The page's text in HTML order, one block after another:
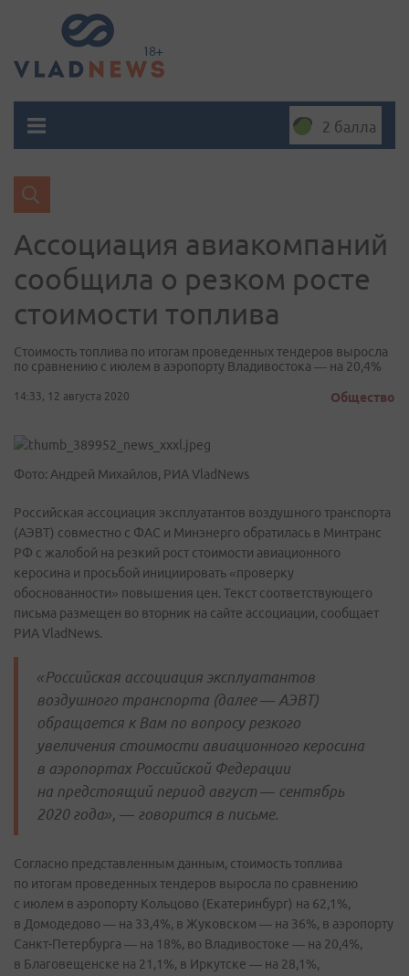
2 балла
Ассоциация авиакомпаний
сообщила о резком росте
стоимости топлива
Стоимость топлива по итогам проведенных тендеров выросла
по сравнению с июлем в аэропорту Владивостока — на 20,4%
14:33, 12 августа 2020 Общество
Фото: Андрей Михайлов, РИА VladNews
Российская ассоциация эксплуатантов воздушного транспорта
(АЭВТ) совместно с ФАС и Минэнерго обратилась в Минтранс
РФ с жалобой на резкий рост стоимости авиационного
керосина и просьбой инициировать «проверку
обоснованности» повышения цен. Текст соответствующего
письма размещен во вторник на сайте ассоциации, сообщает
РИА VladNews.
«Российская ассоциация эксплуатантов
воздушного транспорта (далее — АЭВТ)
обращается к Вам по вопросу резкого
увеличения стоимости авиационного керосина
в аэропортах Российской Федерации
на предстоящий период август — сентябрь
2020 года», — говорится в письме.
Согласно представленным данным, стоимость топлива
по итогам проведенных тендеров выросла по сравнению
с июлем в аэропорту Кольцово (Екатеринбург) на 62,1%,
в Домодедово — на 33,4%, в Жуковском — на 36%, в аэропорту
Санкт-Петербурга — на 18%, во Владивостоке — на 20,4%,
в Благовещенске на 21,1%, в Иркутске — на 28,1%,